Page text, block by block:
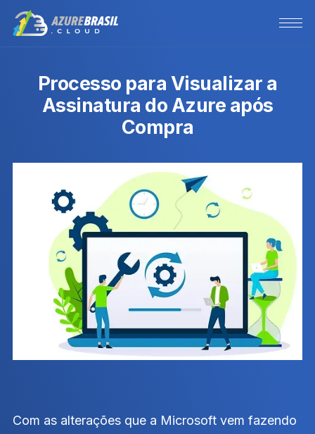
Processo para Visualizar a
Assinatura do Azure após
Compra
Com as alterações que a Microsoft vem fazendo